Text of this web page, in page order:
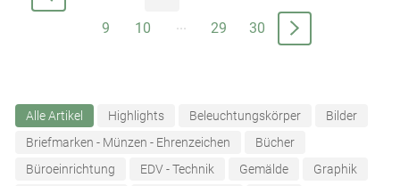
9 10 29 30
Alle Artikel Highlights Beleuchtungskörper
Bilder
Briefmarken - Münzen - Ehrenzeichen
Bücher
Büroeinrichtung
EDV - Technik Gemälde
Graphik